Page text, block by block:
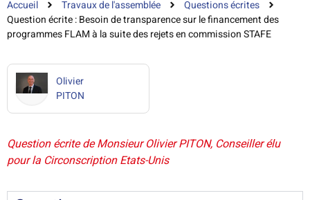
Accueil Travaux de l'assemblée
Questions écrites
Question écrite : Besoin de transparence sur le financement des
programmes FLAM à la suite des rejets en commission STAFE
Olivier
PITON
Question écrite de Monsieur Olivier PITON, Conseiller élu
pour la Circonscription Etats-Unis